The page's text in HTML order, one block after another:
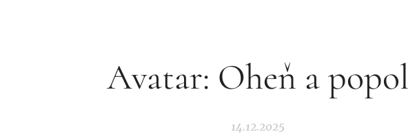
Avatar: Oheň a popol
14.12.2025